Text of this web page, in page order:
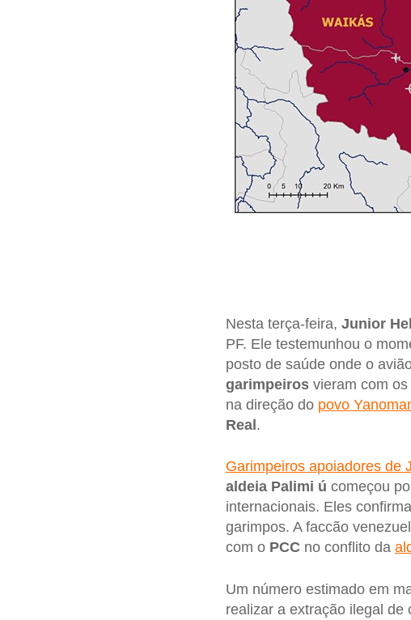
Nesta terça-feira, Junior
PF. Ele testemunhou o
posto de saúde onde o
garimpeirosvieram com os
na direção do povo
Real.
Garimpeiros apoiadores de
aldeia Palimi ú começou
internacionais. Eles
garimpos. A faccão
com o PCC no conflito da
Um número estimado em
realizar a extração ilegal de